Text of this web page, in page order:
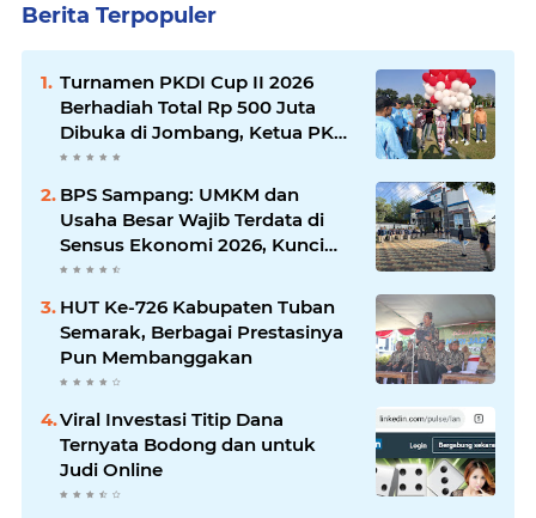
Berita Terpopuler
Turnamen PKDI Cup II 2026
Berhadiah Total Rp 500 Juta
Dibuka di Jombang, Ketua PKDI
Jatim Syaifullah Mahdi: Ajang
Komunikasi Antar-Kades untuk
Memajukan Desa
BPS Sampang: UMKM dan
Usaha Besar Wajib Terdata di
Sensus Ekonomi 2026, Kunci
Kebijakan Tepat Sasaran
HUT Ke-726 Kabupaten Tuban
Semarak, Berbagai Prestasinya
Pun Membanggakan
Viral Investasi Titip Dana
Ternyata Bodong dan untuk
Judi Online